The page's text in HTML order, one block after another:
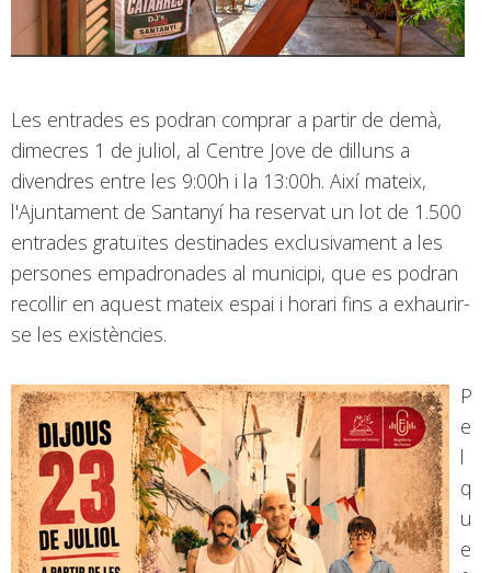
Les entrades es podran comprar a partir de demà,
dimecres 1 de juliol, al Centre Jove de dilluns a
divendres entre les 9:00h i la 13:00h. Així mateix,
l'Ajuntament de Santanyí ha reservat un lot de 1.500
entrades gratuïtes destinades exclusivament a les
persones empadronades al municipi, que es podran
recollir en aquest mateix espai i horari fins a exhaurir-
se les existències.
P
e
l
q
u
e